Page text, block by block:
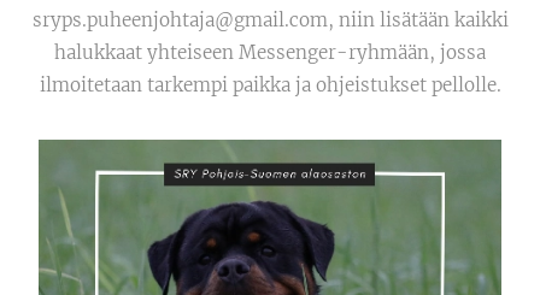
sryps.puheenjohtaja@gmail.com, niin lisätään kaikki
halukkaat yhteiseen Messenger-ryhmään, jossa
ilmoitetaan tarkempi paikka ja ohjeistukset pellolle.